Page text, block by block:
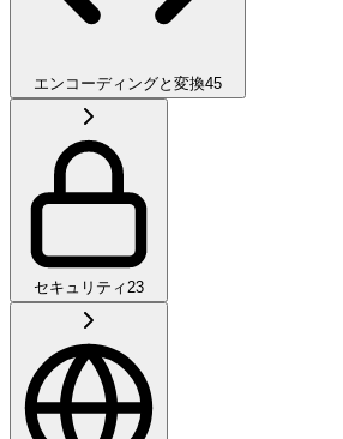
エンコーディングと変換45
セキュリティ23